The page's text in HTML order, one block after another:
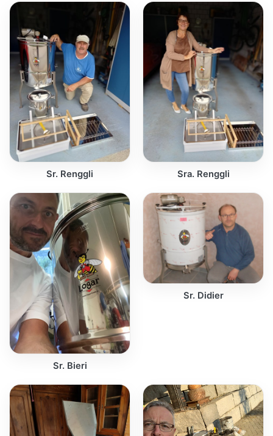
Sr. Renggli Sra. Renggli
Sr. Bieri
Sr. Didier